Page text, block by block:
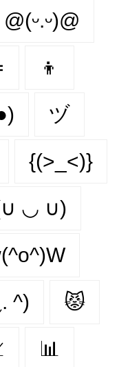
@(ᵕ.ᵕ)@
👦
ヅ
{(>_<)}
◡ ∪)
^) 😾
📊